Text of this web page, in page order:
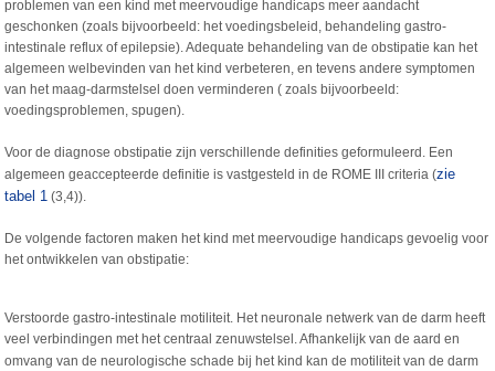
problemen van een kind met meervoudige handicaps meer aandacht
geschonken (zoals bijvoorbeeld: het voedingsbeleid, behandeling gastro-
intestinale reflux of epilepsie). Adequate behandeling van de obstipatie kan het
algemeen welbevinden van het kind verbeteren, en tevens andere symptomen
van het maag-darmstelsel doen verminderen ( zoals bijvoorbeeld:
voedingsproblemen, spugen).
Voor de diagnose obstipatie zijn verschillende definities geformuleerd. Een
algemeen geaccepteerde definitie is vastgesteld in de ROME III criteria (zie
tabel 1 (3,4)).
De volgende factoren maken het kind met meervoudige handicaps gevoelig voor
het ontwikkelen van obstipatie:
Verstoorde gastro-intestinale motiliteit. Het neuronale netwerk van de darm heeft
veel verbindingen met het centraal zenuwstelsel. Afhankelijk van de aard en
omvang van de neurologische schade bij het kind kan de motiliteit van de darm